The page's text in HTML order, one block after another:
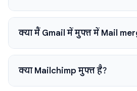
क्या मैं Gmail में मुफ्त में Mail
क्या Mailchimp मुफ्त है?